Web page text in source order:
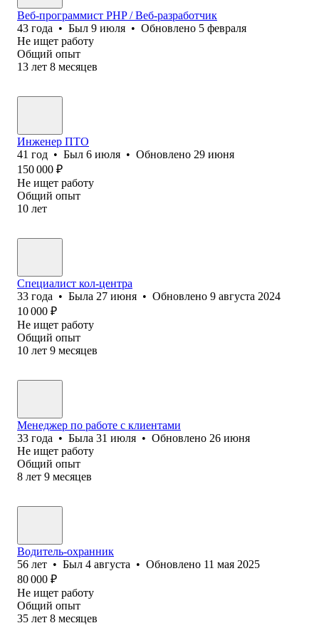
Веб-программист PHP / Веб-разработчик
43 года • Был 9 июля • Обновлено 5 февраля
Не ищет работу
Общий опыт
13 лет 8 месяцев
Инженер ПТО
41 год • Был 6 июля • Обновлено 29 июня
150 000 ₽
Не ищет работу
Общий опыт
10 лет
Специалист кол-центра
33 года • Была 27 июня • Обновлено 9 августа 2024
10 000 ₽
Не ищет работу
Общий опыт
10 лет 9 месяцев
Менеджер по работе с клиентами
33 года • Была 31 июля • Обновлено 26 июня
Не ищет работу
Общий опыт
8 лет 9 месяцев
Водитель-охранник
56 лет • Был 4 августа • Обновлено 11 мая 2025
80 000 ₽
Не ищет работу
Общий опыт
35 лет 8 месяцев